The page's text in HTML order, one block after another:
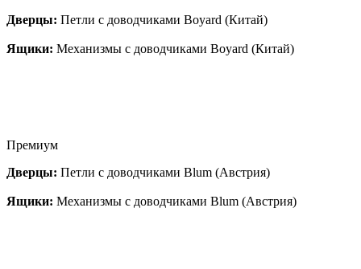
Дверцы: Петли с доводчиками Boyard (Китай)
Ящики: Механизмы с доводчиками Boyard (Китай)
Премиум
Дверцы: Петли с доводчиками Blum (Австрия)
Ящики: Механизмы с доводчиками Blum (Австрия)